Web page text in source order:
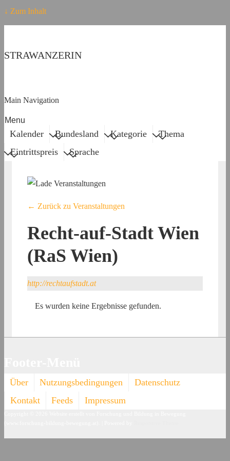
↓ Zum Inhalt
STRAWANZERIN
Main Navigation
Menu
Kalender Bundesland Kategorie
Thema
Eintrittspreis
Sprache
← Zurück zu Veranstaltungen
Recht-auf-Stadt Wien
(RaS Wien)
http://rechtaufstadt.at
Es wurden keine Ergebnisse gefunden.
Über Nutzungsbedingungen
Datenschutz
Kontakt
Feeds Impressum